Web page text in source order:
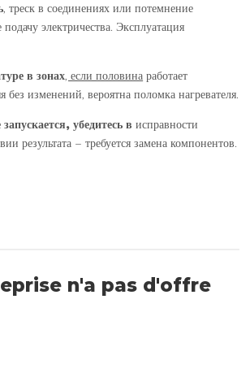
, треск в соединениях или потемнение
подачу электричества. Эксплуатация
в зонах , если половина работает
без изменений, вероятна поломка нагревателя.
, убедитесь в исправности
результата – требуется замена компонентов.
n'a pas d'offre